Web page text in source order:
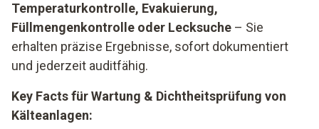
Temperaturkontrolle, Evakuierung,
Füllmengenkontrolle oder Lecksuche – Sie
erhalten präzise Ergebnisse, sofort dokumentiert
und jederzeit auditfähig.
Key Facts für Wartung & Dichtheitsprüfung von
Kälteanlagen: